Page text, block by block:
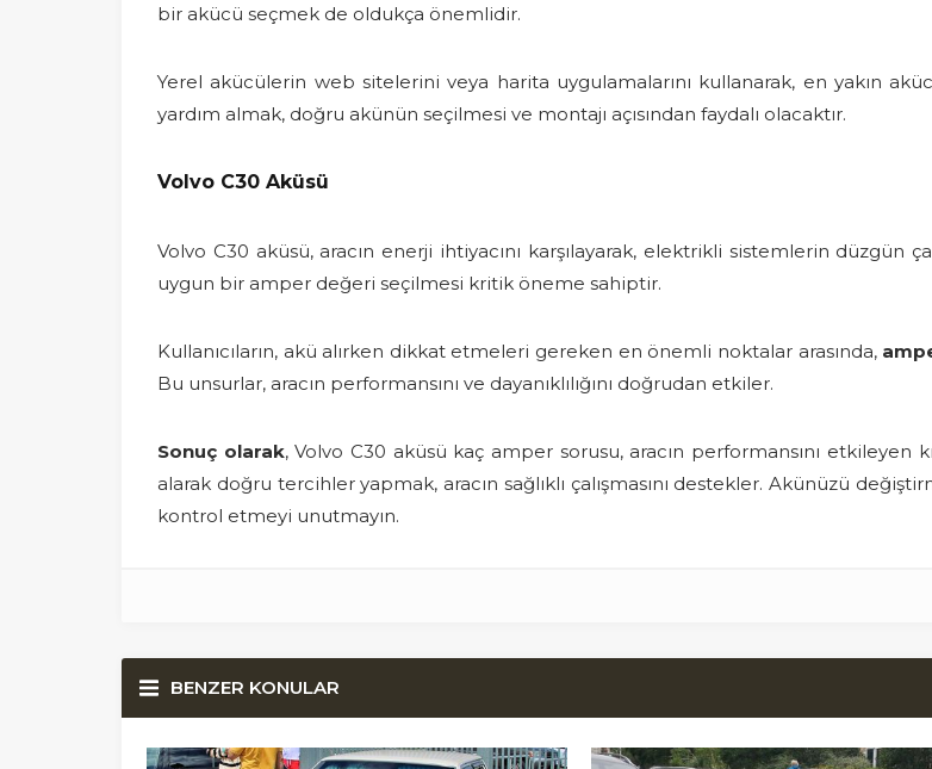
bir akücü seçmek de oldukça önemlidir.
Yerel akücülerin web sitelerini veya harita uygulamalarını kullanarak, en yakın
yardım almak, doğru akünün seçilmesi ve montajı açısından faydalı olacaktır.
Volvo C30 Aküsü
Volvo C30 aküsü, aracın enerji ihtiyacını karşılayarak, elektrikli sistemlerin düzgün
uygun bir amper değeri seçilmesi kritik öneme sahiptir.
Kullanıcıların, akü alırken dikkat etmeleri gereken en önemli noktalar arasında,
Bu unsurlar, aracın performansını ve dayanıklılığını doğrudan etkiler.
Sonuç olarak, Volvo C30 aküsü kaç amper sorusu, aracın performansını
alarak doğru tercihler yapmak, aracın sağlıklı çalışmasını destekler. Akünüzü
kontrol etmeyi unutmayın.
BENZER KONULAR